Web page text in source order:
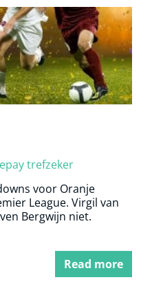
trefzeker
voor Oranje
League. Virgil van
Bergwijn niet.
Read more